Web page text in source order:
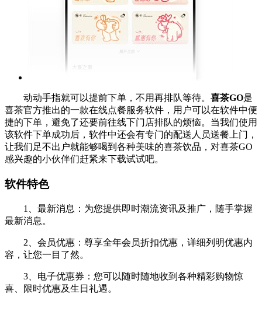
动动手指就可以提前下单，不用再排队等待。 喜茶GO是
喜茶官方推出的一款在线点餐服务软件，用户可以在软件中便
捷的下单，避免了还要前往线下门店排队的烦恼。当我们使用
该软件下单成功后，软件中还会有专门的配送人员送餐上门，
让我们足不出户就能够喝到各种美味的喜茶饮品，对喜茶GO
感兴趣的小伙伴们赶紧来下载试试吧。
软件特色
1、最新消息：为您提供即时潮流资讯及推广，随手掌握
最新消息。
2、会员优惠：尊享全年会员折扣优惠，详细列明优惠内
容，让您一目了然。
3、电子优惠券：您可以随时随地收到各种精彩购物惊
喜、限时优惠及生日礼遇。